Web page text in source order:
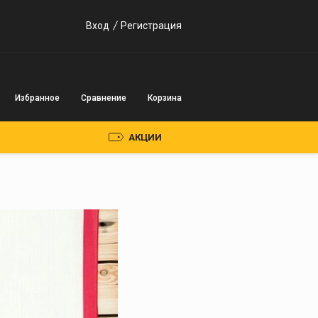
Вход Регистрация
Избранное Сравнение Корзина
Пускозарядные
устройства
Инверторного типа
Трансформаторного
АКЦИИ